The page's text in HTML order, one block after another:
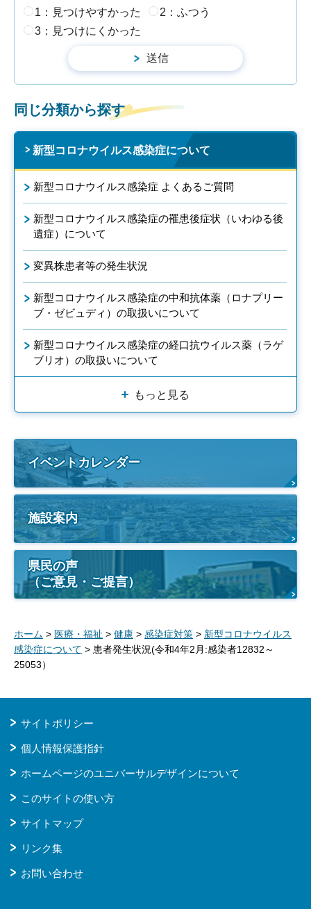
1：見つけやすかった
2：ふつう
3：見つけにくかった
同じ分類から探す
新型コロナウイルス感染症について
新型コロナウイルス感染症 よくあるご質問
新型コロナウイルス感染症の罹患後症状（いわゆる後
遺症）について
変異株患者等の発生状況
新型コロナウイルス感染症の中和抗体薬（ロナプリー
ブ・ゼビュディ）の取扱いについて
新型コロナウイルス感染症の経口抗ウイルス薬（ラゲ
ブリオ）の取扱いについて
もっと見る
イベントカレンダー
施設案内
県民の声
（ご意見・ご提言）
ホーム > 医療・福祉 > 健康 > 感染症対策 > 新型コロナウイルス
感染症について > 患者発生状況(令和4年2月:感染者12832～
25053）
サイトポリシー
個人情報保護指針
ホームページのユニバーサルデザインについて
このサイトの使い方
サイトマップ
リンク集
お問い合わせ